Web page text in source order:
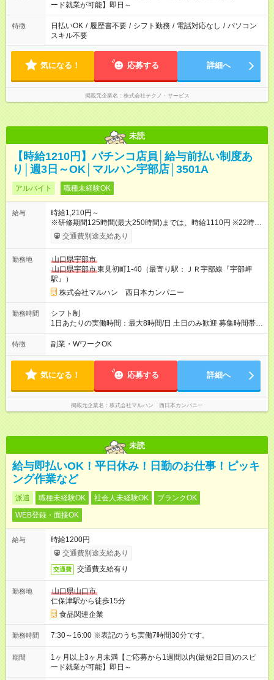
ード就業が可能】即日～
特徴 日払いOK / 履歴書不要 / シフト勤務 / 電話対応なし / パソコン
スキル不要
気になる！ 応募する 詳細へ
掲載元企業名 株式会社テクノ・サービス
未読
【時給1210円】パチンコ店員│給与前払い制度あ
り│週3日～OK│マルハン宇部店│3501A
アルバイト 職種未経験OK
給与
時給1,210円～
※研修期間125時間(最大250時間)までは、時給1110円 ※22時以
降時給25％ＵＰ 【試用期間】試用期間なし
交通費別途支給あり
勤務地
山口県宇部市
山口県宇部市東見初町1-40（最寄り駅：ＪＲ宇部線『宇部岬
駅』）
株式会社マルハン 西日本カンパニー
勤務時間
シフト制
1日あたりの実働時間：最大8時間/日 土日のみ歓迎 募集時間帯：
15:30-24:30 上記時間内で、1日6時間から勤務OK ※1日の実働
は8時間以内です。 詳しくは下記お問い合わせ電話番号へご連絡
特徴 副業・WワークOK
気になる！ 応募する 詳細へ
掲載元企業名 株式会社マルハン 西日本カンパニー
未読
給与即払いOK！平日休み！日勤のお仕事！ピッキ
ング作業など
派遣 職種未経験OK 社会人未経験OK
ブランクOK
WEB登録・面接OK
給与
時給1200円
交通費別途支給あり
交通費 交通費支給有り
勤務地
山口県山口市
仁保津駅から徒歩15分
食品関連企業
勤務時間 7:30～16:00 ※表記のうち実働7時間30分です。
期間
1ヶ月以上3ヶ月未満【ご応募から1週間以内(最短2日目)のスピ
ード就業が可能】即日～